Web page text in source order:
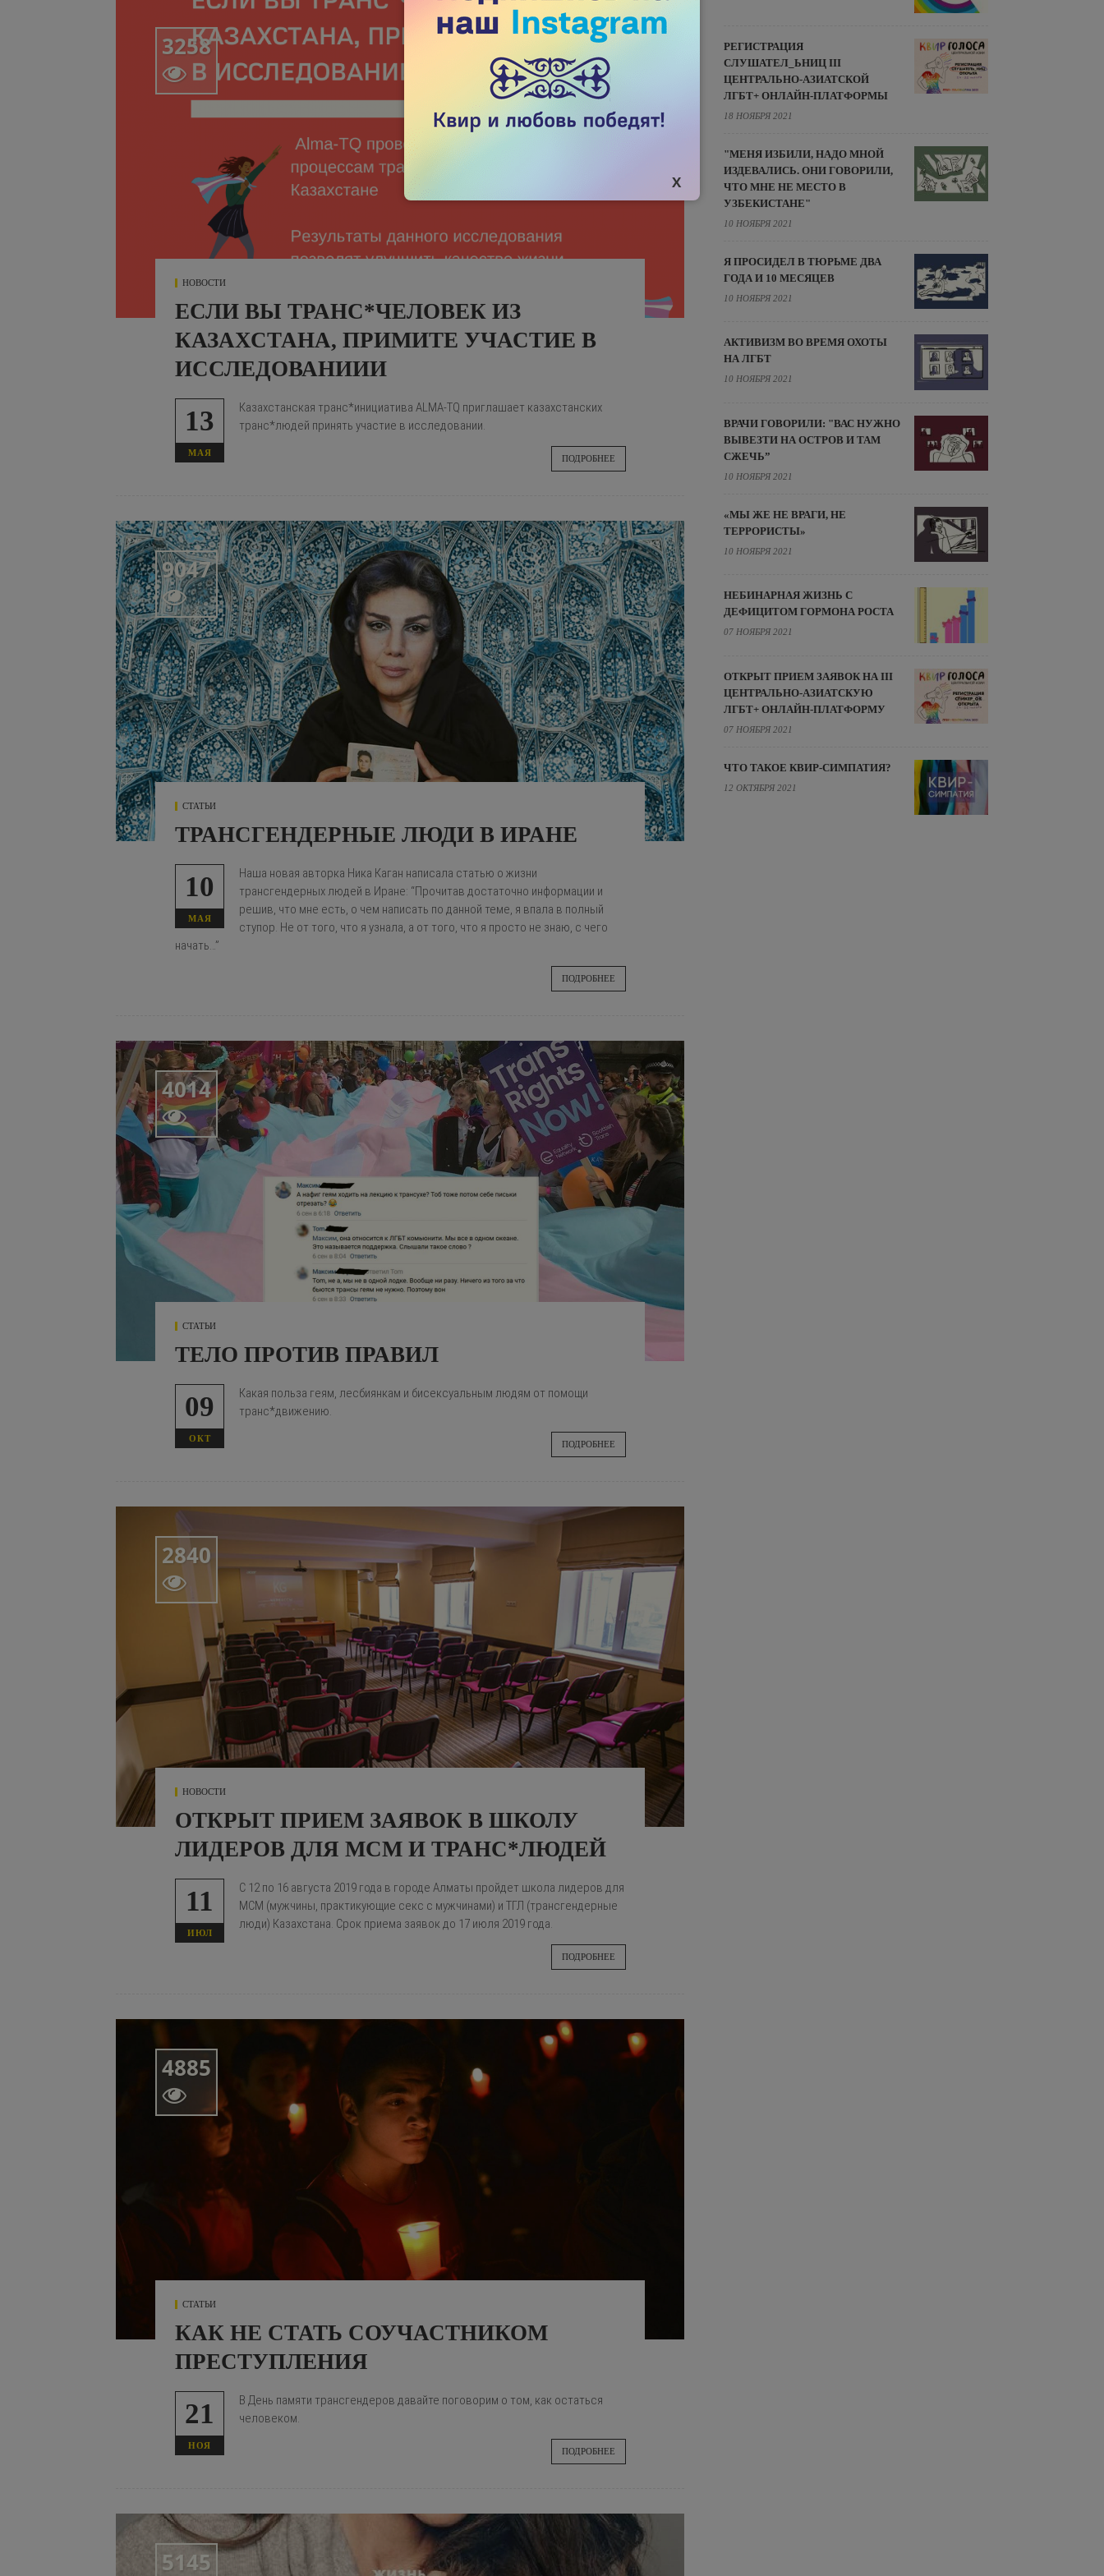
3258

НОВОСТИ
ЕСЛИ ВЫ ТРАНС*ЧЕЛОВЕК ИЗ
КАЗАХСТАНА, ПРИМИТЕ УЧАСТИЕ В
ИССЛЕДОВАНИИИ
13
МАЯ
Казахстанская транс*инициатива ALMA-TQ приглашает казахстанских
транс*людей принять участие в исследовании.
ПОДРОБНЕЕ
9047

СТАТЬИ
ТРАНСГЕНДЕРНЫЕ ЛЮДИ В ИРАНЕ
10
МАЯ
Наша новая авторка Ника Каган написала статью о жизни
трансгендерных людей в Иране: “Прочитав достаточно информации и
решив, что мне есть, о чем написать по данной теме, я впала в полный
ступор. Не от того, что я узнала, а от того, что я просто не знаю, с чего
начать…”
ПОДРОБНЕЕ
4014

СТАТЬИ
ТЕЛО ПРОТИВ ПРАВИЛ
09
ОКТ
Какая польза геям, лесбиянкам и бисексуальным людям от помощи
транс*движению.
ПОДРОБНЕЕ
2840

НОВОСТИ
ОТКРЫТ ПРИЕМ ЗАЯВОК В ШКОЛУ
ЛИДЕРОВ ДЛЯ МСМ И ТРАНС*ЛЮДЕЙ
11
ИЮЛ
С 12 по 16 августа 2019 года в городе Алматы пройдет школа лидеров для
МСМ (мужчины, практикующие секс с мужчинами) и ТГЛ (трансгендерные
люди) Казахстана. Срок приема заявок до 17 июля 2019 года.
ПОДРОБНЕЕ
4885

СТАТЬИ
КАК НЕ СТАТЬ СОУЧАСТНИКОМ
ПРЕСТУПЛЕНИЯ
21
НОЯ
В День памяти трансгендеров давайте поговорим о том, как остаться
человеком.
ПОДРОБНЕЕ
5145
РЕГИСТРАЦИЯ
СЛУШАТЕЛ_ЬНИЦ III
ЦЕНТРАЛЬНО-АЗИАТСКОЙ
ЛГБТ+ ОНЛАЙН-ПЛАТФОРМЫ
18 НОЯБРЯ 2021
"МЕНЯ ИЗБИЛИ, НАДО МНОЙ
ИЗДЕВАЛИСЬ. ОНИ ГОВОРИЛИ,
ЧТО МНЕ НЕ МЕСТО В
УЗБЕКИСТАНЕ"
10 НОЯБРЯ 2021
Я ПРОСИДЕЛ В ТЮРЬМЕ ДВА
ГОДА И 10 МЕСЯЦЕВ
10 НОЯБРЯ 2021
АКТИВИЗМ ВО ВРЕМЯ ОХОТЫ
НА ЛГБТ
10 НОЯБРЯ 2021
ВРАЧИ ГОВОРИЛИ: "ВАС НУЖНО
ВЫВЕЗТИ НА ОСТРОВ И ТАМ
СЖЕЧЬ”
10 НОЯБРЯ 2021
«МЫ ЖЕ НЕ ВРАГИ, НЕ
ТЕРРОРИСТЫ»
10 НОЯБРЯ 2021
НЕБИНАРНАЯ ЖИЗНЬ С
ДЕФИЦИТОМ ГОРМОНА РОСТА
07 НОЯБРЯ 2021
ОТКРЫТ ПРИЕМ ЗАЯВОК НА III
ЦЕНТРАЛЬНО-АЗИАТСКУЮ
ЛГБТ+ ОНЛАЙН-ПЛАТФОРМУ
07 НОЯБРЯ 2021
ЧТО ТАКОЕ КВИР-СИМПАТИЯ?
12 ОКТЯБРЯ 2021